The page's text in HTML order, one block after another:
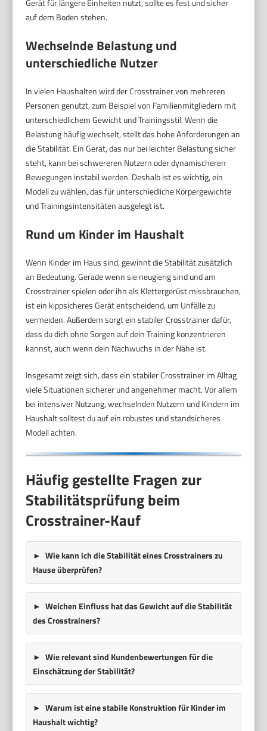
Gerät für längere Einheiten nutzt, sollte es fest und sicher
auf dem Boden stehen.
Wechselnde Belastung und
unterschiedliche Nutzer
In vielen Haushalten wird der Crosstrainer von mehreren
Personen genutzt, zum Beispiel von Familienmitgliedern mit
unterschiedlichem Gewicht und Trainingsstil. Wenn die
Belastung häufig wechselt, stellt das hohe Anforderungen an
die Stabilität. Ein Gerät, das nur bei leichter Belastung sicher
steht, kann bei schwereren Nutzern oder dynamischeren
Bewegungen instabil werden. Deshalb ist es wichtig, ein
Modell zu wählen, das für unterschiedliche Körpergewichte
und Trainingsintensitäten ausgelegt ist.
Rund um Kinder im Haushalt
Wenn Kinder im Haus sind, gewinnt die Stabilität zusätzlich
an Bedeutung. Gerade wenn sie neugierig sind und am
Crosstrainer spielen oder ihn als Klettergerüst missbrauchen,
ist ein kippsicheres Gerät entscheidend, um Unfälle zu
vermeiden. Außerdem sorgt ein stabiler Crosstrainer dafür,
dass du dich ohne Sorgen auf dein Training konzentrieren
kannst, auch wenn dein Nachwuchs in der Nähe ist.
Insgesamt zeigt sich, dass ein stabiler Crosstrainer im Alltag
viele Situationen sicherer und angenehmer macht. Vor allem
bei intensiver Nutzung, wechselnden Nutzern und Kindern im
Haushalt solltest du auf ein robustes und standsicheres
Modell achten.
Häufig gestellte Fragen zur
Stabilitätsprüfung beim
Crosstrainer-Kauf
Wie kann ich die Stabilität eines Crosstrainers zu
Hause überprüfen?
Welchen Einfluss hat das Gewicht auf die Stabilität
des Crosstrainers?
Wie relevant sind Kundenbewertungen für die
Einschätzung der Stabilität?
Warum ist eine stabile Konstruktion für Kinder im
Haushalt wichtig?